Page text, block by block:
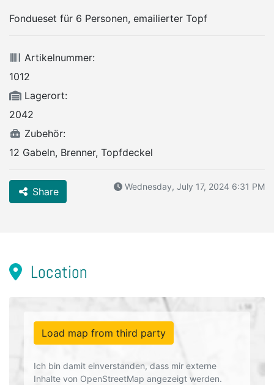
Fondueset für 6 Personen, emailierter Topf
Artikelnummer:
1012
Lagerort:
2042
Zubehör:
12 Gabeln, Brenner, Topfdeckel
Share Wednesday, July 17, 2024 6:31 PM
Location
Load map from third party
Ich bin damit einverstanden, dass mir externe
Inhalte von OpenStreetMap angezeigt werden.